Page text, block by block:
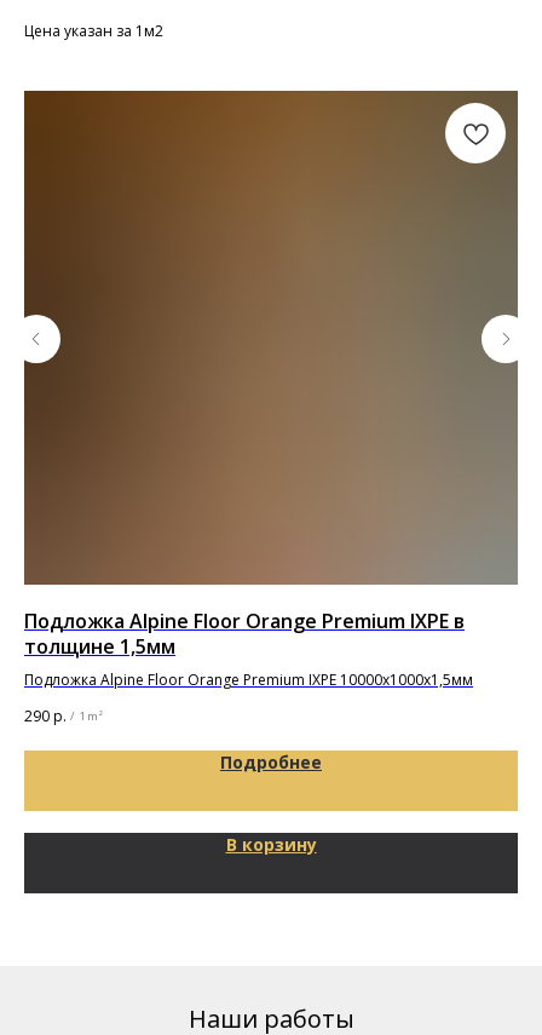
Цена указан за 1м2
Подложка Alpine Floor Orange Premium IXPE в
толщине 1,5мм
Подложка Alpine Floor Orange Premium IXPE 10000х1000х1,5мм
290р. / 1 m²
Подробнее
В корзину
Наши работы